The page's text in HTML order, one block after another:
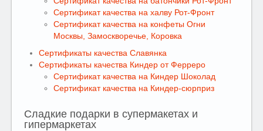
Сертификат качества на халву Рот-Фронт
Сертификат качества на конфеты Огни
Москвы, Замоскворечье, Коровка
Сертификаты качества Славянка
Сертификаты качества Киндер от Ферреро
Сертификат качества на Киндер Шоколад
Сертификат качества на Киндер-сюрприз
Сладкие подарки в супермакетах и
гипермаркетах